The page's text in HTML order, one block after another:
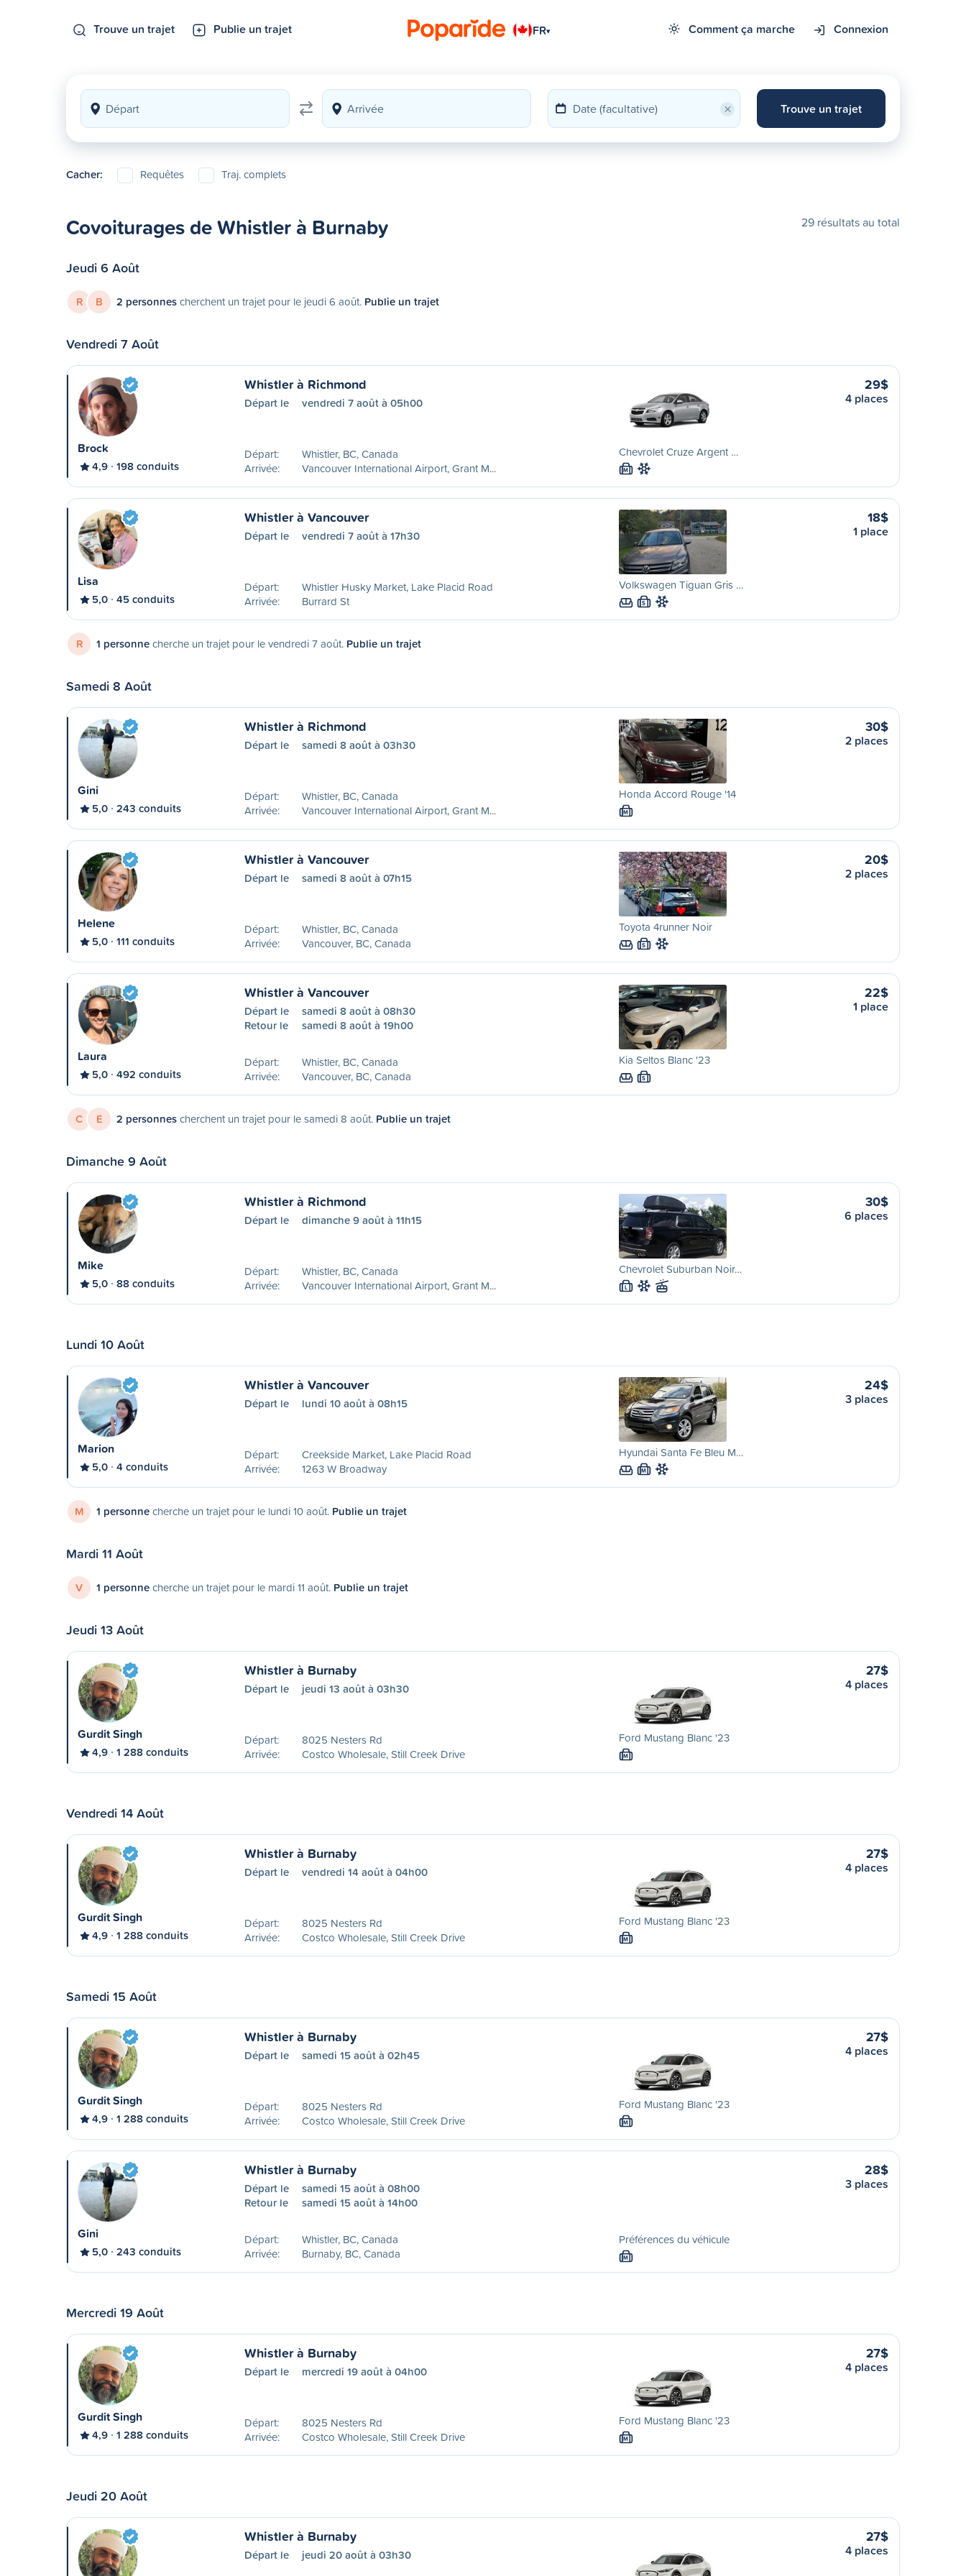
Trouve un trajet Publie un trajet FR▾ Comment ça marche Connexion
× Trouve un trajet
Cacher: Requêtes Traj. complets
Covoiturages de Whistler à Burnaby 29 résultats au total
Jeudi 6 Août
R B 2 personnescherchent un trajet pour le jeudi 6 août. Publie un trajet
Vendredi 7 Août
Brock
4,9 198 conduits
Whistler à Richmond
Départ le vendredi 7 août à 05h00
Départ:
Whistler, BC, Canada
Arrivée:
Vancouver International Airport, Grant M...
Chevrolet Cruze Argent …
M
29$
4 places
Lisa
5,0 45 conduits
Whistler à Vancouver
Départ le vendredi 7 août à 17h30
Départ:
Whistler Husky Market, Lake Placid Road
Arrivée:
Burrard St
Volkswagen Tiguan Gris …
S
18$
1 place
R 1 personnecherche un trajet pour le vendredi 7 août. Publie un trajet
Samedi 8 Août
Gini
5,0 243 conduits
Whistler à Richmond
Départ le samedi 8 août à 03h30
Départ:
Whistler, BC, Canada
Arrivée:
Vancouver International Airport, Grant M...
Honda Accord Rouge '14
M
30$
2 places
Helene
5,0 111 conduits
Whistler à Vancouver
Départ le samedi 8 août à 07h15
Départ:
Whistler, BC, Canada
Arrivée:
Vancouver, BC, Canada
Toyota 4runner Noir
S
20$
2 places
Laura
5,0 492 conduits
Whistler à Vancouver
Départ le
samedi 8 août à 08h30
Retour le
samedi 8 août à 19h00
Départ:
Whistler, BC, Canada
Arrivée:
Vancouver, BC, Canada
Kia Seltos Blanc '23
S
22$
1 place
C E 2 personnescherchent un trajet pour le samedi 8 août. Publie un trajet
Dimanche 9 Août
Mike
5,0 88 conduits
Whistler à Richmond
Départ le dimanche 9 août à 11h15
Départ:
Whistler, BC, Canada
Arrivée:
Vancouver International Airport, Grant M...
Chevrolet Suburban Noir…
L
30$
6 places
Lundi 10 Août
Marion
5,0 4 conduits
Whistler à Vancouver
Départ le lundi 10 août à 08h15
Départ:
Creekside Market, Lake Placid Road
Arrivée:
1263 W Broadway
Hyundai Santa Fe Bleu M…
M
24$
3 places
M 1 personnecherche un trajet pour le lundi 10 août. Publie un trajet
Mardi 11 Août
V 1 personnecherche un trajet pour le mardi 11 août. Publie un trajet
Jeudi 13 Août
Gurdit Singh
4,9 1 288 conduits
Whistler à Burnaby
Départ le jeudi 13 août à 03h30
Départ:
8025 Nesters Rd
Arrivée:
Costco Wholesale, Still Creek Drive
Ford Mustang Blanc '23
M
27$
4 places
Vendredi 14 Août
Gurdit Singh
4,9 1 288 conduits
Whistler à Burnaby
Départ le vendredi 14 août à 04h00
Départ:
8025 Nesters Rd
Arrivée:
Costco Wholesale, Still Creek Drive
Ford Mustang Blanc '23
M
27$
4 places
Samedi 15 Août
Gurdit Singh
4,9 1 288 conduits
Whistler à Burnaby
Départ le samedi 15 août à 02h45
Départ:
8025 Nesters Rd
Arrivée:
Costco Wholesale, Still Creek Drive
Ford Mustang Blanc '23
M
27$
4 places
Gini
5,0 243 conduits
Whistler à Burnaby
Départ le
samedi 15 août à 08h00
Retour le
samedi 15 août à 14h00
Départ:
Whistler, BC, Canada
Arrivée:
Burnaby, BC, Canada
Préférences du véhicule
M
28$
3 places
Mercredi 19 Août
Gurdit Singh
4,9 1 288 conduits
Whistler à Burnaby
Départ le mercredi 19 août à 04h00
Départ:
8025 Nesters Rd
Arrivée:
Costco Wholesale, Still Creek Drive
Ford Mustang Blanc '23
M
27$
4 places
Jeudi 20 Août
Whistler à Burnaby
Départ le jeudi 20 août à 03h30
27$
4 places